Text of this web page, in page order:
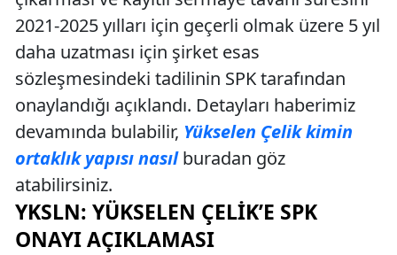
2021-2025 yılları için geçerli olmak üzere 5 yıl
daha uzatması için şirket esas
sözleşmesindeki tadilinin SPK tarafından
onaylandığı açıklandı. Detayları haberimiz
devamında bulabilir, Yükselen Çelik kimin
ortaklık yapısı nasılburadan göz
atabilirsiniz.
YKSLN: YÜKSELEN ÇELIK’E SPK
ONAYI AÇIKLAMASI